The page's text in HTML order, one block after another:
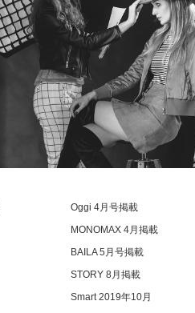
Oggi 4月号掲載
MONOMAX 4月掲載
BAILA 5月号掲載
STORY 8月掲載
Smart 2019年10月